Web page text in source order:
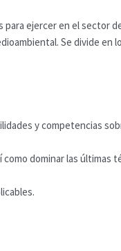
ejercer en el sector
Se divide en
y competencias
dominar las últimas